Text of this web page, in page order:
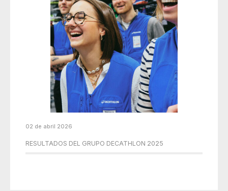
02 de abril 2026
RESULTADOS DEL GRUPO DECATHLON 2025